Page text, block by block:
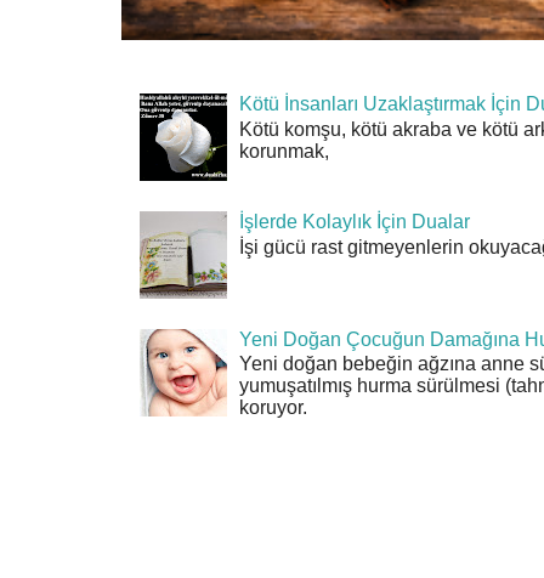
Kötü İnsanları Uzaklaştırmak İçin
Kötü komşu, kötü akraba ve kötü
korunmak,
İşlerde Kolaylık İçin Dualar
İşi gücü rast gitmeyenlerin
Yeni Doğan Çocuğun Damağına
Yeni doğan bebeğin ağzına anne
yumuşatılmış hurma sürülmesi
koruyor.